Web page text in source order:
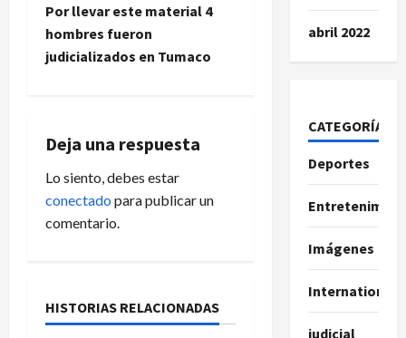
e
g
c
i
ó
e
Por llevar este material 4
hombres fueron
judicializados en Tumaco
Deja una respuesta
Lo siento, debes estar
conectado para publicar un
comentario.
HISTORIAS RELACIONADAS
abril 2022
CATEGORÍAS
Deportes
Imágenes
International
judicial